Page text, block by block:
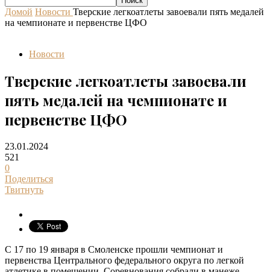
Домой Новости Тверские легкоатлеты завоевали пять медалей
на чемпионате и первенстве ЦФО
Новости
Тверские легкоатлеты завоевали
пять медалей на чемпионате и
первенстве ЦФО
23.01.2024
521
0
Поделиться
Твитнуть
С 17 по 19 января в Смоленске прошли чемпионат и
первенства Центрального федерального округа по легкой